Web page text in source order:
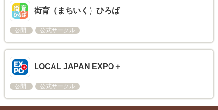
街育（まちいく）ひろば
公開 公式サークル
LOCAL JAPAN EXPO＋​
公開 公式サークル